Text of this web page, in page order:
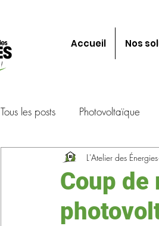
Accueil Nos
Tous les posts Photovoltaïque
Evénement Installation
Coup de
L'Atelier des Énergies